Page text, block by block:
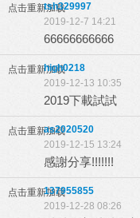
点击重新加载tsh329997
2019-12-7 14:21
66666666666
点击重新加载high0218
2019-12-13 10:35
2019下載試試
点击重新加载as2020520
2019-12-15 13:24
感謝分享!!!!!!!
点击重新加载137955855
2019-12-28 08:26